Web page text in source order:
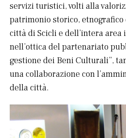
servizi turistici, volti alla
patrimonio storico,
città di Scicli e dell’intera
nell’ottica del partenariato
gestione dei Beni Culturali”,
una collaborazione con
della città.